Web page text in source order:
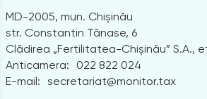
MD-2005, mun. Chișinău
str. Constantin Tănase, 6
Clădirea „Fertilitatea-Chișinău” S.A.,
Anticamera:
022 822 024
E-mail: secretariat@monitor.tax